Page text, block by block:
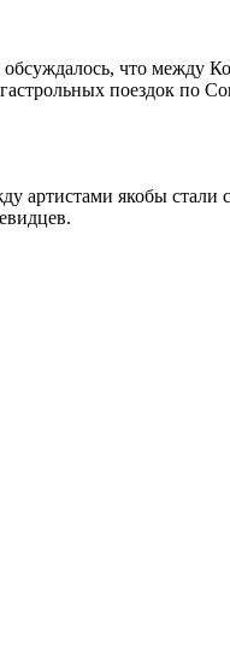
что между
поездок по
артистами якобы стали